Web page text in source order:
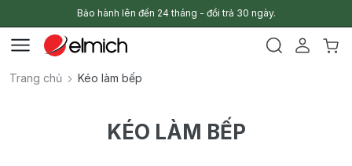
Bảo hành lên đến 24 tháng - đổi trả 30 ngày.
Trang chủ Kéo làm bếp
KÉO LÀM BẾP